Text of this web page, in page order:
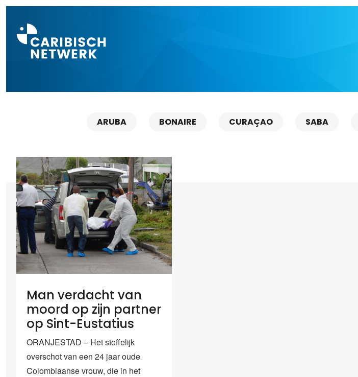
ARUBA BONAIRE CURAÇAO SABA
Man verdacht van
moord op zijn partner
op Sint-Eustatius
ORANJESTAD – Het stoffelijk
overschot van een 24 jaar oude
Colombiaanse vrouw, die in het